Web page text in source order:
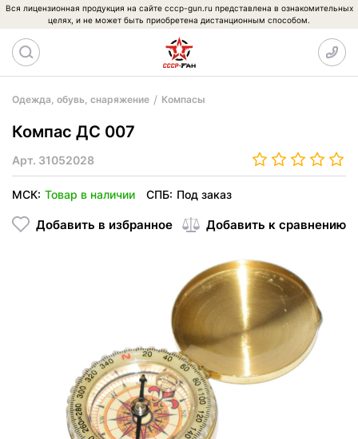
Вся лицензионная продукция на сайте cccp-gun.ru представлена в ознакомительных
целях, и не может быть приобретена дистанционным способом.
Одежда, обувь, снаряжение Компасы
Компас ДС 007
Арт. 31052028
МСК: Товар в наличии СПБ: Под заказ
Добавить в избранное Добавить к сравнению